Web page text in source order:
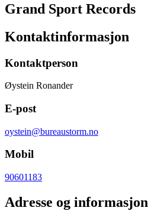
Grand Sport Records
Kontaktinformasjon
Kontaktperson
Øystein Ronander
E-post
oystein@bureaustorm.no
Mobil
90601183
Adresse og informasjon